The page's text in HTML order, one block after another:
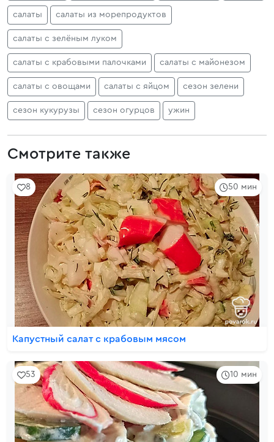
салаты салаты из морепродуктов
салаты с зелёным луком
салаты с крабовыми палочками салаты с майонезом
салаты с овощами салаты с яйцом сезон зелени
сезон кукурузы сезон огурцов ужин
Смотрите также
50 мин
8
Капустный салат с крабовым мясом
10 мин
53